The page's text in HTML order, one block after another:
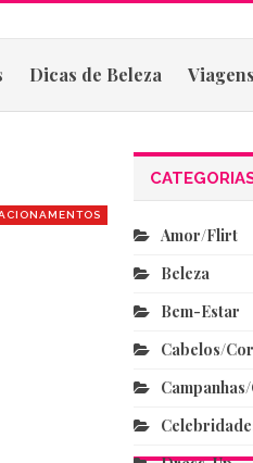
Dicas de Beleza
Amor/flirt
Beleza
Bem-Estar
Cabelos/